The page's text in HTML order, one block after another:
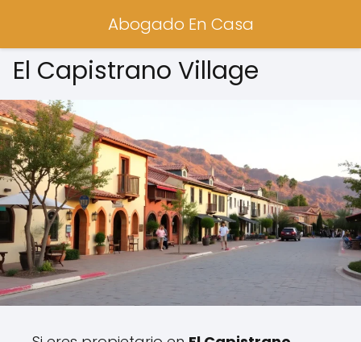
Abogado En Casa
El Capistrano Village